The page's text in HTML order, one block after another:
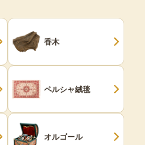
香木
ペルシャ絨毯
オルゴール